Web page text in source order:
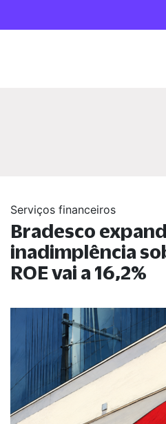
Serviços financeiros
Bradesco
inadimplência
ROE vai a 16,2%